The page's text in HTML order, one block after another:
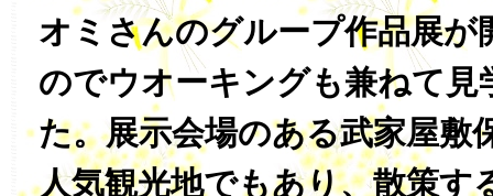
オミさんのグループ作品展が
のでウオーキングも兼ねて見
た。展示会場のある武家屋敷
人気観光地でもあり、散策す